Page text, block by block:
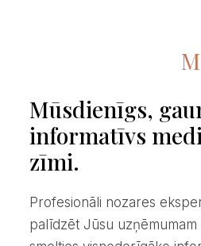
Mūsdienīgs,
informatīvs
zīmi.
Profesionāli nozares eksperti ar daudzu gadu pieredzi – gatavi
palīdzēt Jūsu